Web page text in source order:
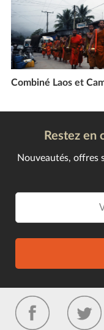
Combiné Laos et
Restez en
Nouveautés, offres